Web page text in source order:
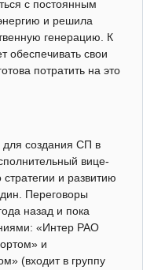
с постоянным
и решила
генерацию. К
обеспечивать свои
потратить на это
создания СП в
вице-
и развитию
Переговоры
назад и пока
«Интер РАО
и
(входит в группу